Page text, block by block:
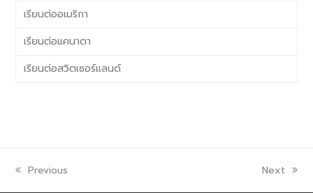
เรียนต่ออเมริกา
เรียนต่อแคนาดา
เรียนต่อสวิตเซอร์แลนด์
Previous Next